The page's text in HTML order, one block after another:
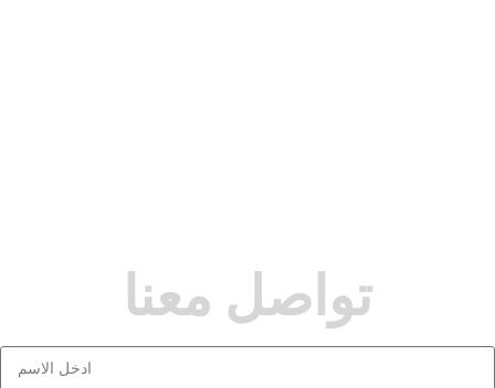
تواصل معنا